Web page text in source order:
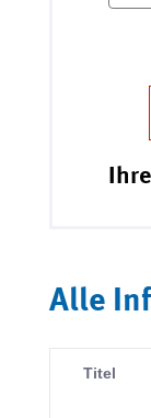
Alle
Titel